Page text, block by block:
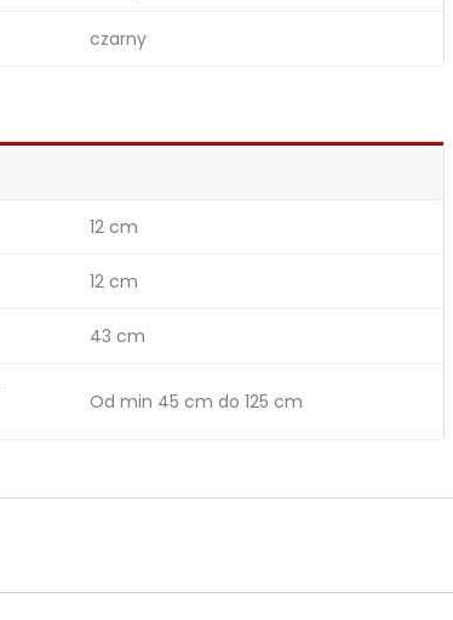
czarny
12 cm
12 cm
43 cm
Od min 45 cm do 125 cm